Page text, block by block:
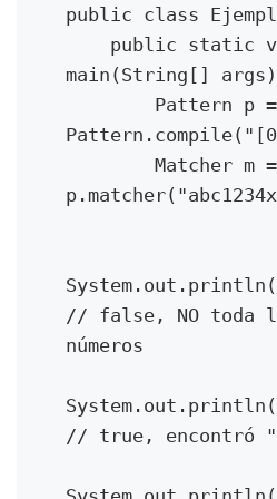
public class
main(String[]
// false, NO toda
números
// true, encontró